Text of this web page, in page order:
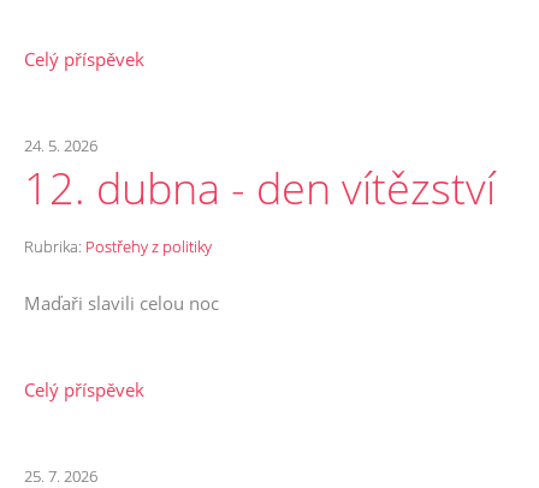
Celý příspěvek
24. 5. 2026
12. dubna - den vítězství
Rubrika: Postřehy z politiky
Maďaři slavili celou noc
Celý příspěvek
25. 7. 2026